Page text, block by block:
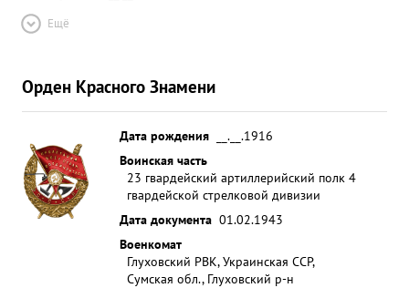
Ещё
Орден Красного Знамени
Дата рождения
__.__.1916
Воинская часть
23 гвардейский артиллерийский полк 4
гвардейской стрелковой дивизии
Дата документа 01.02.1943
Военкомат
Глуховский РВК, Украинская ССР,
Сумская обл., Глуховский р-н